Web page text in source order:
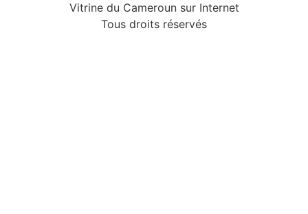
Vitrine du Cameroun sur Internet
Tous droits réservés